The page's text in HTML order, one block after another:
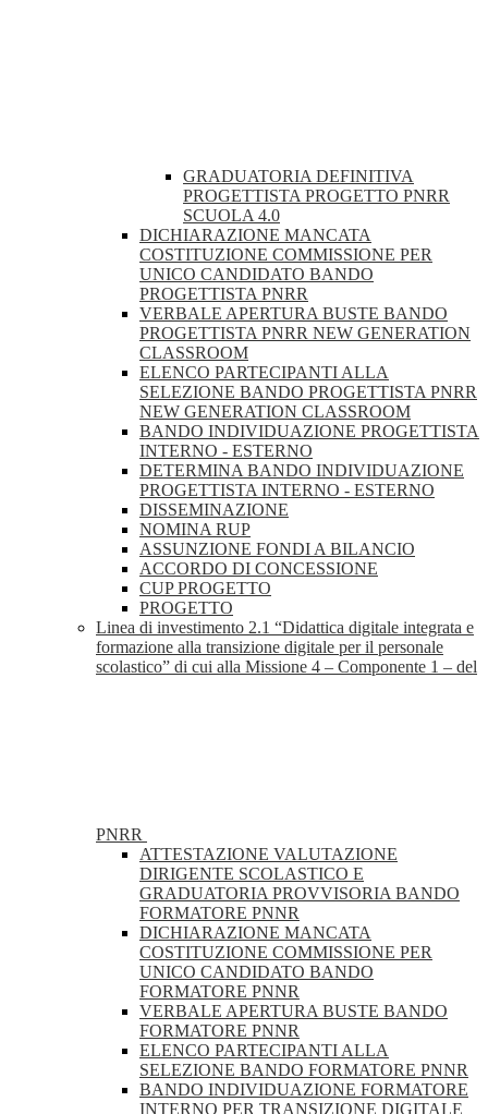
GRADUATORIA DEFINITIVA
PROGETTISTA PROGETTO PNRR
SCUOLA 4.0
DICHIARAZIONE MANCATA
COSTITUZIONE COMMISSIONE PER
UNICO CANDIDATO BANDO
PROGETTISTA PNRR
VERBALE APERTURA BUSTE BANDO
PROGETTISTA PNRR NEW GENERATION
CLASSROOM
ELENCO PARTECIPANTI ALLA
SELEZIONE BANDO PROGETTISTA PNRR
NEW GENERATION CLASSROOM
BANDO INDIVIDUAZIONE PROGETTISTA
INTERNO - ESTERNO
DETERMINA BANDO INDIVIDUAZIONE
PROGETTISTA INTERNO - ESTERNO
DISSEMINAZIONE
NOMINA RUP
ASSUNZIONE FONDI A BILANCIO
ACCORDO DI CONCESSIONE
CUP PROGETTO
PROGETTO
Linea di investimento 2.1 “Didattica digitale integrata e
formazione alla transizione digitale per il personale
scolastico” di cui alla Missione 4 – Componente 1 – del
PNRR
ATTESTAZIONE VALUTAZIONE
DIRIGENTE SCOLASTICO E
GRADUATORIA PROVVISORIA BANDO
FORMATORE PNNR
DICHIARAZIONE MANCATA
COSTITUZIONE COMMISSIONE PER
UNICO CANDIDATO BANDO
FORMATORE PNNR
VERBALE APERTURA BUSTE BANDO
FORMATORE PNNR
ELENCO PARTECIPANTI ALLA
SELEZIONE BANDO FORMATORE PNNR
BANDO INDIVIDUAZIONE FORMATORE
INTERNO PER TRANSIZIONE DIGITALE